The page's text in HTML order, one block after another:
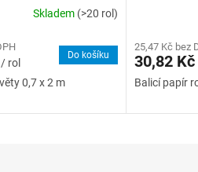
Skladem (>20 rol)
/ rol
Do košíku
0,7 x 2 m
25,47 Kč bez
30,82
Balicí papír